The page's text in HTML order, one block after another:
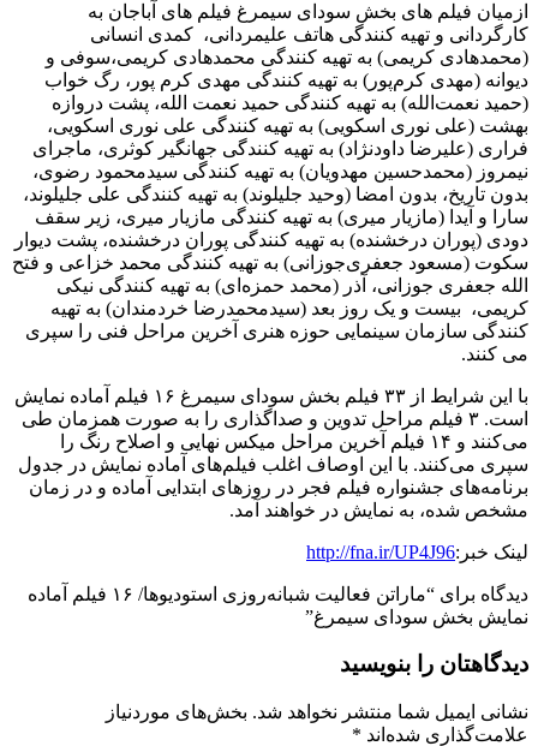
ازمیان فیلم های بخش سودای سیمرغ فیلم های آباجان به
کارگردانی و تهیه کنندگی هاتف علیمردانی، کمدی انسانی
(محمدهادی کریمی) به تهیه کنندگی محمدهادی کریمی،سوفی و
دیوانه (مهدی کرم‌پور) به تهیه کنندگی مهدی کرم پور، رگ خواب
(حمید نعمت‌الله) به تهیه کنندگی حمید نعمت الله، پشت دروازه
بهشت (علی نوری اسکویی) به تهیه کنندگی علی نوری اسکویی،
فراری (علیرضا داودنژاد) به تهیه کنندگی جهانگیر کوثری، ماجرای
نیمروز (محمدحسین مهدویان) به تهیه کنندگی سیدمحمود رضوی،
بدون تاریخ، بدون امضا (وحید جلیلوند) به تهیه کنندگی علی جلیلوند،
سارا و آیدا (مازیار میری) به تهیه کنندگی مازیار میری، زیر سقف
دودی (پوران درخشنده) به تهیه کنندگی پوران درخشنده، پشت دیوار
سکوت (مسعود جعفری‌جوزانی) به تهیه کنندگی محمد خزاعی و فتح
الله جعفری جوزانی، آذر (محمد حمزه‌ای) به تهیه کنندگی نیکی
کریمی، بیست و یک روز بعد (سیدمحمدرضا خردمندان) به تهیه
کنندگی سازمان سینمایی حوزه هنری آخرین مراحل فنی را سپری
می کنند.
با این شرایط از ۳۳ فیلم بخش سودای سیمرغ ۱۶ فیلم آماده نمایش
است. ۳ فیلم مراحل تدوین و صداگذاری را به صورت همزمان طی
می‌کنند و ۱۴ فیلم آخرین مراحل میکس نهایی و اصلاح رنگ را
سپری می‌کنند. با این اوصاف اغلب فیلم‌های آماده نمایش در جدول
برنامه‌های جشنواره فیلم فجر در روزهای ابتدایی آماده و در زمان
مشخص شده، به نمایش در خواهند آمد.
لینک خبر:http://fna.ir/UP4J96
دیدگاه برای “
ماراتن فعالیت شبانه‌روزی استودیوها/ ۱۶ فیلم آماده
نمایش بخش سودای سیمرغ”
دیدگاهتان را بنویسید
نشانی ایمیل شما منتشر نخواهد شد. بخش‌های موردنیاز
علامت‌گذاری شده‌اند *